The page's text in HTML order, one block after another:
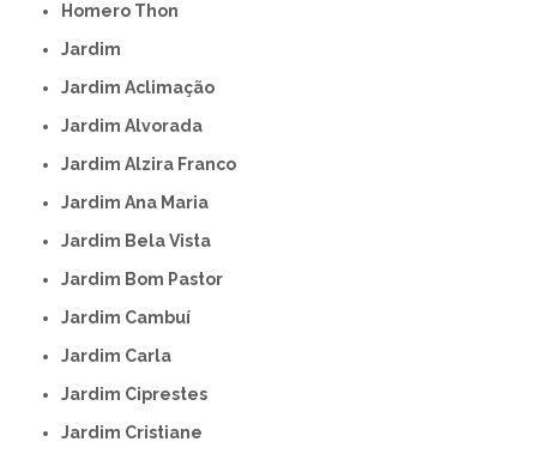
Homero Thon
Jardim
Jardim Aclimação
Jardim Alvorada
Jardim Alzira Franco
Jardim Ana Maria
Jardim Bela Vista
Jardim Bom Pastor
Jardim Cambuí
Jardim Carla
Jardim Ciprestes
Jardim Cristiane